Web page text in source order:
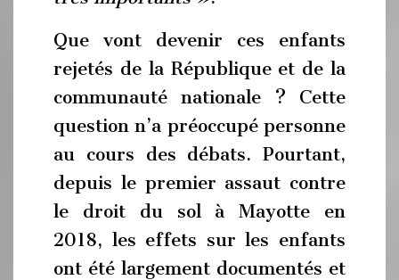
Que vont devenir ces enfants
rejetés de la République et de la
communauté nationale ? Cette
question n’a préoccupé personne
au cours des débats. Pourtant,
depuis le premier assaut contre
le droit du sol à Mayotte en
2018, les effets sur les enfants
ont été largement documentés et